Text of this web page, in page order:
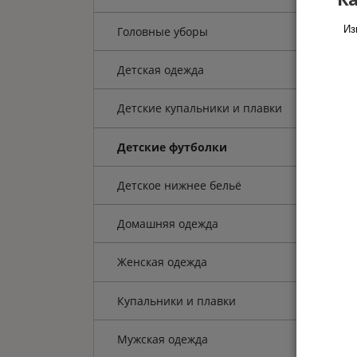
Головные уборы
Детская одежда
Детские купальники и плавки
Детские футболки
Детское нижнее бельё
Домашняя одежда
Женская одежда
Купальники и плавки
Мужская одежда